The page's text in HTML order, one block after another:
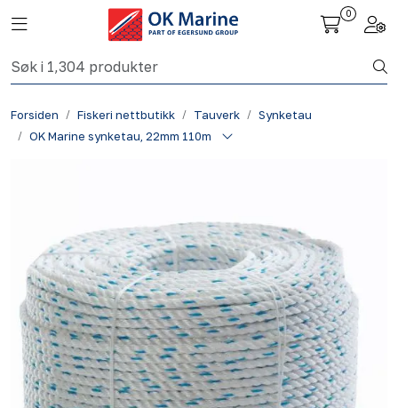
Skip to main content
Toggle navigation
0
Forsiden Fiskeri nettbutikk Tauverk
Synketau
OK Marine synketau, 22mm 110m
Fiskeri nettbutikk
Havbruk
Kontakt